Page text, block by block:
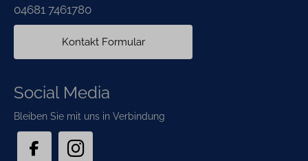
04681 7461780
Kontakt Formular
Social Media
Bleiben Sie mit uns in Verbindung